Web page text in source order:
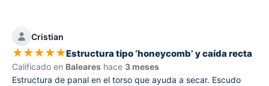
Cristian
★★★★★Estructura tipo ‘honeycomb’ y caída recta
Calificado en Baleares hace 3 meses
Estructura de panal en el torso que ayuda a secar. Escudo